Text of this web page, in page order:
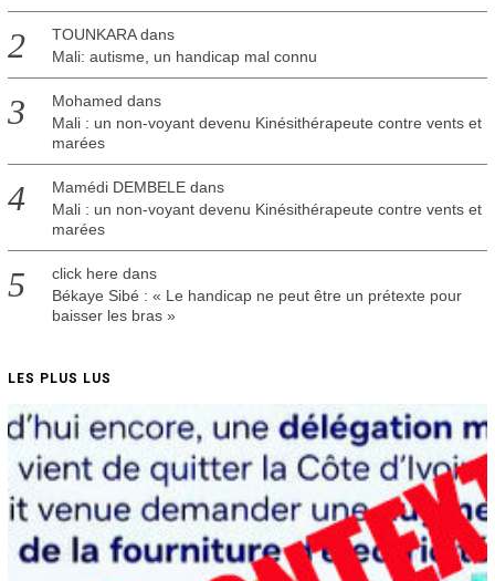
TOUNKARAdans
Mali: autisme, un handicap mal connu
Mohamed dans
Mali : un non-voyant devenu Kinésithérapeute contre vents et
marées
Mamédi DEMBELEdans
Mali : un non-voyant devenu Kinésithérapeute contre vents et
marées
click here dans
Békaye Sibé : « Le handicap ne peut être un prétexte pour
baisser les bras »
LES PLUS LUS